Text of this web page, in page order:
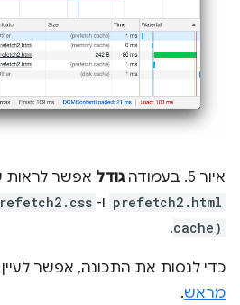
איור 5. בעמודה גודל אפשר לראות
prefetch2.html ו-
cache)
.
כדי לנסות את התכונה, אפשר
מראש.